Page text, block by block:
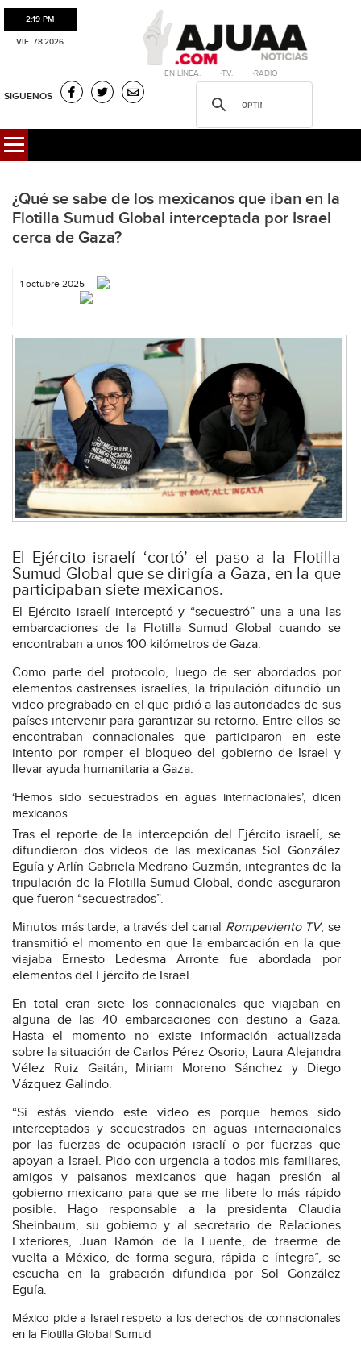
2:19 PM
VIE. 7.8.2026
·EN LÍNEA. ·T.V. ·RADIO
SIGUENOS
¿Qué se sabe de los mexicanos que iban en la
Flotilla Sumud Global interceptada por Israel
cerca de Gaza?
1 octubre 2025
El Ejército israelí ‘cortó’ el paso a la Flotilla
Sumud Global que se dirigía a Gaza, en la que
participaban siete mexicanos.
El Ejército israelí interceptó y “secuestró” una a una las
embarcaciones de la Flotilla Sumud Global cuando se
encontraban a unos 100 kilómetros de Gaza.
Como parte del protocolo, luego de ser abordados por
elementos castrenses israelíes, la tripulación difundió un
video pregrabado en el que pidió a las autoridades de sus
países intervenir para garantizar su retorno. Entre ellos se
encontraban connacionales que participaron en este
intento por romper el bloqueo del gobierno de Israel y
llevar ayuda humanitaria a Gaza.
‘Hemos sido secuestrados en aguas internacionales’, dicen
mexicanos
Tras el reporte de la intercepción del Ejército israelí, se
difundieron dos videos de las mexicanas Sol González
Eguía y Arlín Gabriela Medrano Guzmán, integrantes de la
tripulación de la Flotilla Sumud Global, donde aseguraron
que fueron “secuestrados”.
Minutos más tarde, a través del canal Rompeviento TV, se
transmitió el momento en que la embarcación en la que
viajaba Ernesto Ledesma Arronte fue abordada por
elementos del Ejército de Israel.
En total eran siete los connacionales que viajaban en
alguna de las 40 embarcaciones con destino a Gaza.
Hasta el momento no existe información actualizada
sobre la situación de Carlos Pérez Osorio, Laura Alejandra
Vélez Ruiz Gaitán, Miriam Moreno Sánchez y Diego
Vázquez Galindo.
“Si estás viendo este video es porque hemos sido
interceptados y secuestrados en aguas internacionales
por las fuerzas de ocupación israelí o por fuerzas que
apoyan a Israel. Pido con urgencia a todos mis familiares,
amigos y paisanos mexicanos que hagan presión al
gobierno mexicano para que se me libere lo más rápido
posible. Hago responsable a la presidenta Claudia
Sheinbaum, su gobierno y al secretario de Relaciones
Exteriores, Juan Ramón de la Fuente, de traerme de
vuelta a México, de forma segura, rápida e íntegra”, se
escucha en la grabación difundida por Sol González
Eguía.
México pide a Israel respeto a los derechos de connacionales
en la Flotilla Global Sumud